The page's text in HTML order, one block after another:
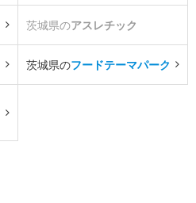
茨城県のアスレチック
茨城県のフードテーマパーク